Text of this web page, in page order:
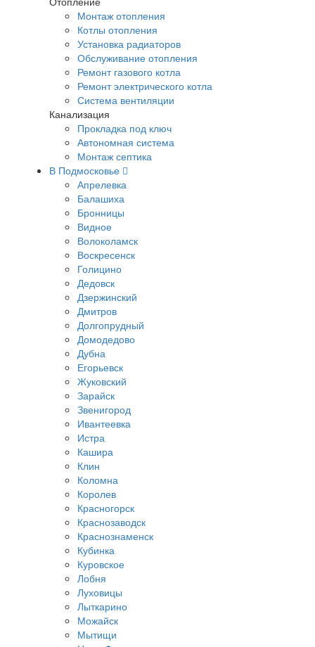
Монтаж отопления
Котлы отопления
Установка радиаторов
Обслуживание отопления
Ремонт газового котла
Ремонт электрического котла
Система вентиляции
Канализация
Прокладка под ключ
Автономная система
Монтаж септика
В Подмосковье
Апрелевка
Балашиха
Бронницы
Видное
Волоколамск
Воскресенск
Голицино
Дедовск
Дзержинский
Дмитров
Долгопрудный
Домодедово
Дубна
Егорьевск
Жуковский
Зарайск
Звенигород
Ивантеевка
Истра
Кашира
Клин
Коломна
Королев
Красногорск
Краснозаводск
Краснознаменск
Кубинка
Куровское
Лобня
Луховицы
Лыткарино
Можайск
Мытищи